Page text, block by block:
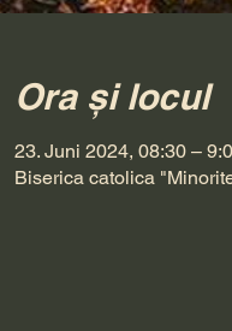
Ora și locul
23. Juni 2024, 08:30 –
Biserica catolica